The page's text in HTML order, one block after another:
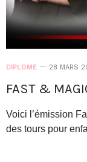
DIPLOME 28 MARS
FAST &
Voici l’émission
des tours pour